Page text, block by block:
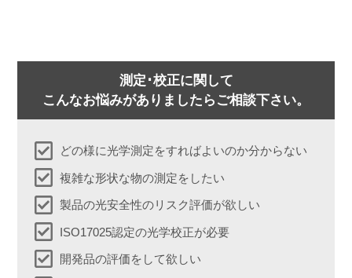
測定･校正に関して
こんなお悩みがありましたらご相談下さい。
どの様に光学測定をすればよいのか分からない
複雑な形状な物の測定をしたい
製品の光安全性のリスク評価が欲しい
ISO17025認定の光学校正が必要
開発品の評価をして欲しい